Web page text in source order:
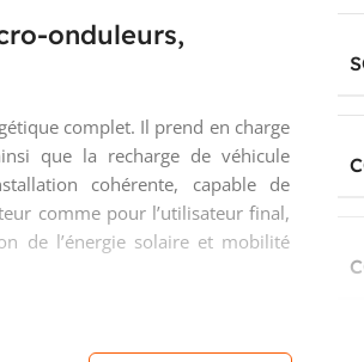
onduleurs,
complet. Il prend en charge
que la recharge de véhicule
cohérente, capable de
comme pour l’utilisateur final,
de l’énergie solaire et mobilité
technique